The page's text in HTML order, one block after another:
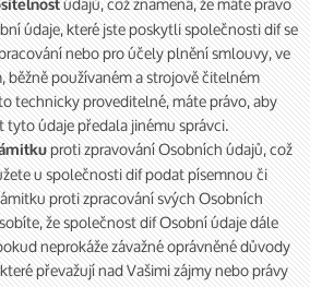
údaje, které jste poskytli společnosti dif se
nebo pro účely plnění smlouvy, ve
používaném a strojově čitelném
technicky proveditelné, máte právo, aby
tyto údaje předala jinému správci.
proti zpravování Osobních údajů, což
u společnosti dif podat písemnou či
proti zpracování svých Osobních
že společnost dif Osobní údaje dále
neprokáže závažné oprávněné důvody
převažují nad Vašimi zájmy nebo právy